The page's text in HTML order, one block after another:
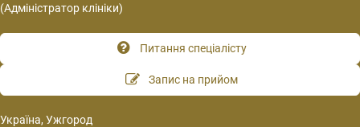
(Адміністратор клініки)
Питання спеціалісту
Запис на прийом
Україна, Ужгород